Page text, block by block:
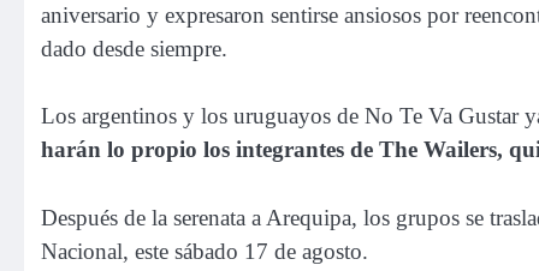
aniversario y expresaron sentirse ansiosos por
dado desde siempre.
Los argentinos y los uruguayos de No Te Va Gustar
harán lo propio los integrantes de The Wailers,
Después de la serenata a Arequipa, los grupos se
Nacional, este sábado 17 de agosto.